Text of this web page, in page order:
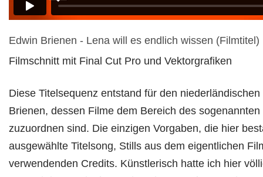
Edwin Brienen - Lena will es endlich wissen (Filmtitel)
Filmschnitt mit Final Cut Pro und Vektorgrafiken
Diese Titelsequenz entstand für den
Brienen, dessen Filme dem Bereich des
zuzuordnen sind. Die einzigen Vorgaben, die hier
ausgewählte Titelsong, Stills aus dem eigentlichen
verwendenden Credits. Künstlerisch hatte ich hier